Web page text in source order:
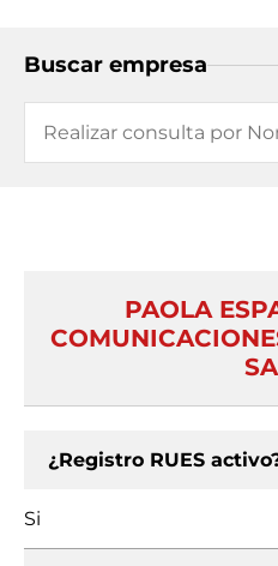
Buscar empresa
PAOLA
¿Registro RUES
Si